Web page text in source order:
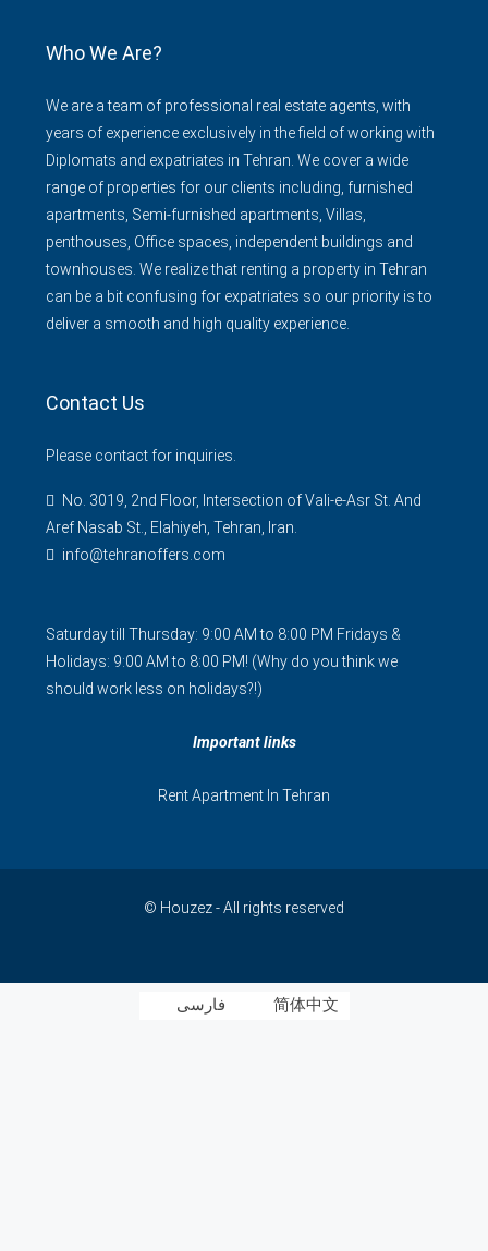
Who We Are?
We are a team of professional real estate agents, with
years of experience exclusively in the field of working with
Diplomats and expatriates in Tehran. We cover a wide
range of properties for our clients including, furnished
apartments, Semi-furnished apartments, Villas,
penthouses, Office spaces, independent buildings and
townhouses. We realize that renting a property in Tehran
can be a bit confusing for expatriates so our priority is to
deliver a smooth and high quality experience.
Contact Us
Please contact for inquiries.
No. 3019, 2nd Floor, Intersection of Vali-e-Asr St. And
Aref Nasab St., Elahiyeh, Tehran, Iran.
info@tehranoffers.com
Saturday till Thursday: 9:00 AM to 8:00 PM Fridays &
Holidays: 9:00 AM to 8:00 PM! (Why do you think we
should work less on holidays?!)
Important links
Rent Apartment In Tehran
© Houzez - All rights reserved
فارسی 简体中文